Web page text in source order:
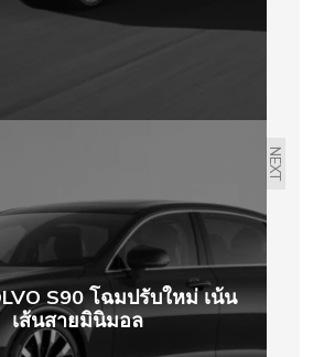
NEXT
S90 โฉมปรับใหม่ เน้น
เส้นสายมินิมอล